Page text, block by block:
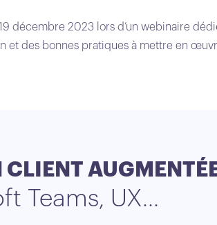
décembre 2023 lors d’un webinaire
et des bonnes pratiques à mettre en
CLIENT
Teams, UX...